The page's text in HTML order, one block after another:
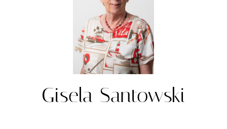
Gisela Santowski